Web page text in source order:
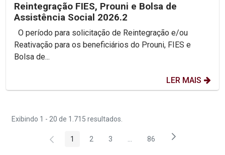
Reintegração FIES, Prouni e Bolsa de
Assistência Social 2026.2
Reativação para os beneficiários do Prouni, FIES e
Bolsa de...
LER MAIS
Exibindo 1 - 20 de 1.715 resultados.
Página
1 Página
2 Página
3 Páginas intermediárias Usar
Página
86